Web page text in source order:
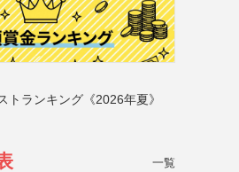
トランキング《2026年夏》
一覧